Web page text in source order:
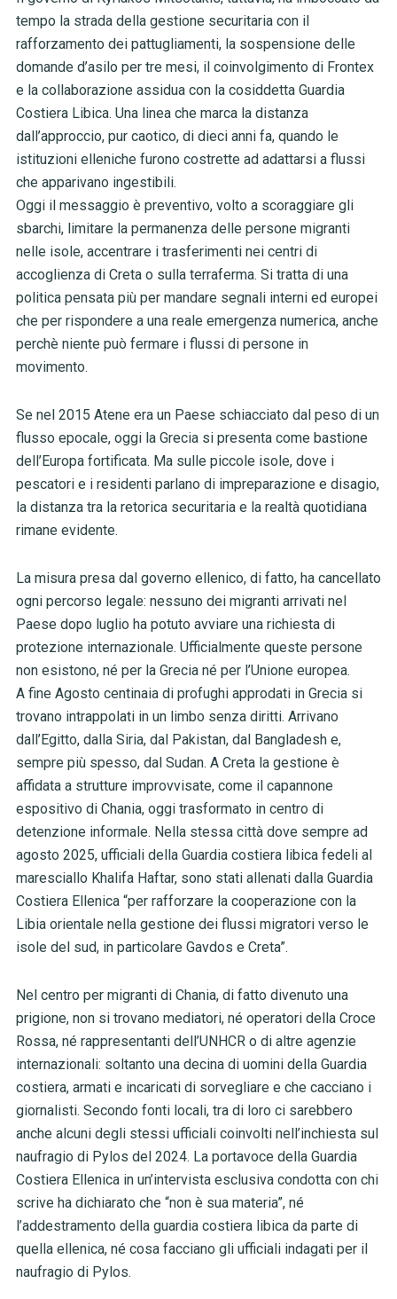
tempo la strada della gestione securitaria con il
rafforzamento dei pattugliamenti, la sospensione delle
domande d’asilo per tre mesi, il coinvolgimento di Frontex
e la collaborazione assidua con la cosiddetta Guardia
Costiera Libica. Una linea che marca la distanza
dall’approccio, pur caotico, di dieci anni fa, quando le
istituzioni elleniche furono costrette ad adattarsi a flussi
che apparivano ingestibili.
Oggi il messaggio è preventivo, volto a scoraggiare gli
sbarchi, limitare la permanenza delle persone migranti
nelle isole, accentrare i trasferimenti nei centri di
accoglienza di Creta o sulla terraferma. Si tratta di una
politica pensata più per mandare segnali interni ed europei
che per rispondere a una reale emergenza numerica, anche
perchè niente può fermare i flussi di persone in
movimento.
Se nel 2015 Atene era un Paese schiacciato dal peso di un
flusso epocale, oggi la Grecia si presenta come bastione
dell’Europa fortificata. Ma sulle piccole isole, dove i
pescatori e i residenti parlano di impreparazione e disagio,
la distanza tra la retorica securitaria e la realtà quotidiana
rimane evidente.
La misura presa dal governo ellenico, di fatto, ha cancellato
ogni percorso legale: nessuno dei migranti arrivati nel
Paese dopo luglio ha potuto avviare una richiesta di
protezione internazionale. Ufficialmente queste persone
non esistono, né per la Grecia né per l’Unione europea.
A fine Agosto centinaia di profughi approdati in Grecia si
trovano intrappolati in un limbo senza diritti. Arrivano
dall’Egitto, dalla Siria, dal Pakistan, dal Bangladesh e,
sempre più spesso, dal Sudan. A Creta la gestione è
affidata a strutture improvvisate, come il capannone
espositivo di Chania, oggi trasformato in centro di
detenzione informale. Nella stessa città dove sempre ad
agosto 2025, ufficiali della Guardia costiera libica fedeli al
maresciallo Khalifa Haftar, sono stati allenati dalla Guardia
Costiera Ellenica “per rafforzare la cooperazione con la
Libia orientale nella gestione dei flussi migratori verso le
isole del sud, in particolare Gavdos e Creta”.
Nel centro per migranti di Chania, di fatto divenuto una
prigione, non si trovano mediatori, né operatori della Croce
Rossa, né rappresentanti dell’UNHCR o di altre agenzie
internazionali: soltanto una decina di uomini della Guardia
costiera, armati e incaricati di sorvegliare e che cacciano i
giornalisti. Secondo fonti locali, tra di loro ci sarebbero
anche alcuni degli stessi ufficiali coinvolti nell’inchiesta sul
naufragio di Pylos del 2024. La portavoce della Guardia
Costiera Ellenica in un’intervista esclusiva condotta con chi
scrive ha dichiarato che “non è sua materia”, né
l’addestramento della guardia costiera libica da parte di
quella ellenica, né cosa facciano gli ufficiali indagati per il
naufragio di Pylos.